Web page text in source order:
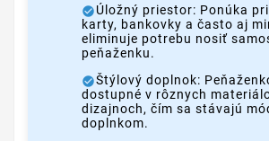
Úložný priestor: Ponúka
karty, bankovky a často aj
eliminuje potrebu nosiť
peňaženku.
Štýlový doplnok:
dostupné v rôznych
dizajnoch, čím sa stávajú
doplnkom.